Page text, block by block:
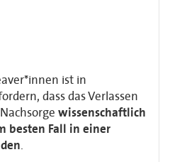
ist in
dass dasVerlassen
wissenschaftlich
besten Fall in einer
.